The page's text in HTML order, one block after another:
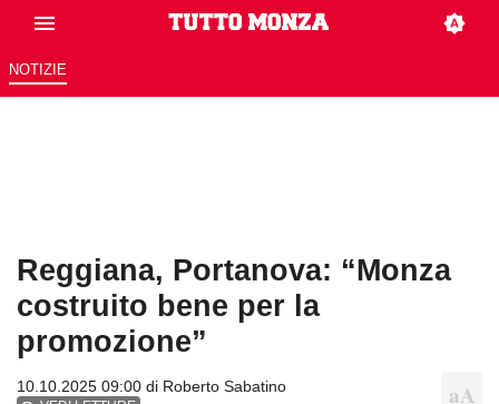
NOTIZIE
Reggiana, Portanova: “Monza
costruito bene per la
promozione”
10.10.2025 09:00 di Roberto Sabatino